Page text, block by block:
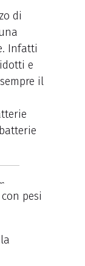
di
Infatti
e
il
pesi